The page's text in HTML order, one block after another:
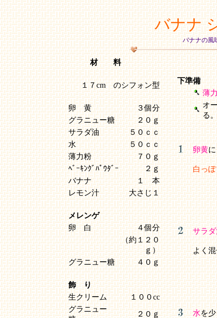
バナナ
バナナの風
材 料
１７cm のシフォン型
卵 黄
３個分
グラニュー糖
２０ｇ
サラダ油
５０ｃｃ
水
５０ｃｃ
薄力粉
７０ｇ
ﾍﾞｰｷﾝｸﾞﾊﾟｳﾀﾞｰ
２ｇ
バナナ
１ 本
レモン汁
大さじ１
メレンゲ
卵 白
４個分
（約１２０
ｇ）
グラニュー糖
４０ｇ
飾 り
生クリーム
１００cc
グラニュー
２０ｇ
下準備
薄
オ
る
卵黄に
白っ
サラ
よく
水を